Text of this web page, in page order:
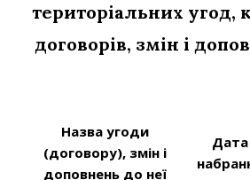
територіальних угод,
договорів, змін і
Назва угоди
(договору), змін і
доповнень до неї
Дата